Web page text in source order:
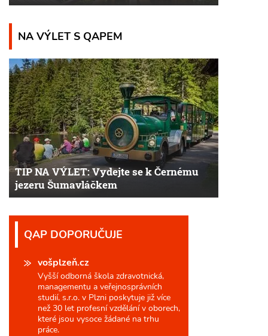
NA VÝLET S QAPEM
TIP NA VÝLET: Vydejte se k Černému
jezeru Šumavláčkem
QAP DOPORUČUJE
vošplzeň.cz
Vyšší odborná škola zdravotnická,
managementu a veřejnosprávních
studií, s.r.o. v Plzni poskytuje již více
než 30 let profesní vzdělání v oborech,
které jsou vysoce žádané na trhu
práce.